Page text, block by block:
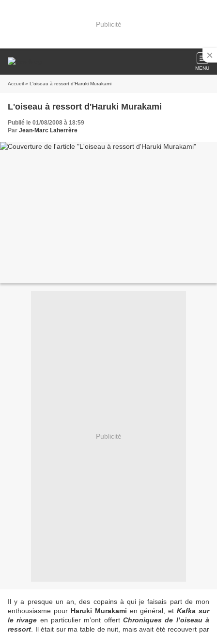
Publicité
MENU
Accueil » L'oiseau à ressort d'Haruki Murakami
L'oiseau à ressort d'Haruki Murakami
Publié le 01/08/2008 à 18:59
Par Jean-Marc Laherrère
Publicité
Il y a presque un an, des copains à qui je faisais part de mon
enthousiasme pour Haruki Murakami en général, etKafka sur
le rivage en particulier m’ont offertChroniques de l’oiseau à
ressort . Il était sur ma table de nuit, mais avait été recouvert par